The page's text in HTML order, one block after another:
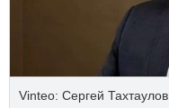
Vinteo: Сергей Тахтаулов